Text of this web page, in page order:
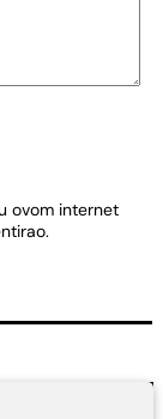
ovom internet